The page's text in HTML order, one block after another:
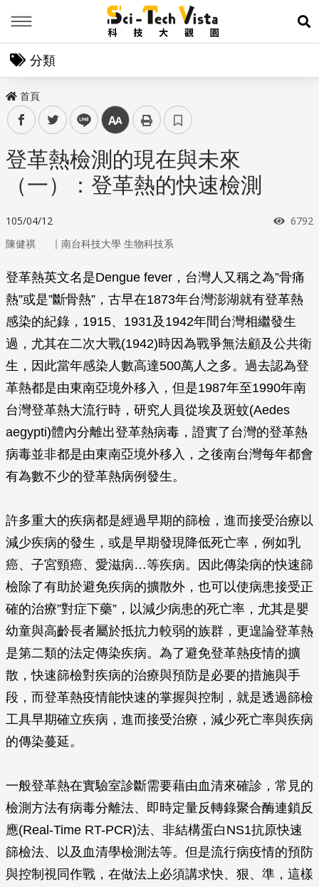
展
分類
首頁
facebooktwitter line 中
登革熱檢測的現在與未來
（一）：登革熱的快速檢測
105/04/12 瀏覽
6792
陳健祺 ｜ 南台科技大學 生物科技系
登革熱英文名是Dengue fever，台灣人又稱之為”骨痛
熱”或是”斷骨熱”，古早在1873年台灣澎湖就有登革熱
感染的紀錄，1915、1931及1942年間台灣相繼發生
過，尤其在二次大戰(1942)時因為戰爭無法顧及公共衛
生，因此當年感染人數高達500萬人之多。過去認為登
革熱都是由東南亞境外移入，但是1987年至1990年南
台灣登革熱大流行時，研究人員從埃及斑蚊(Aedes
aegypti)體內分離出登革熱病毒，證實了台灣的登革熱
病毒並非都是由東南亞境外移入，之後南台灣每年都會
有為數不少的登革熱病例發生。
許多重大的疾病都是經過早期的篩檢，進而接受治療以
減少疾病的發生，或是早期發現降低死亡率，例如乳
癌、子宮頸癌、愛滋病…等疾病。因此傳染病的快速篩
檢除了有助於避免疾病的擴散外，也可以使病患接受正
確的治療”對症下藥”，以減少病患的死亡率，尤其是嬰
幼童與高齡長者屬於抵抗力較弱的族群，更遑論登革熱
是第二類的法定傳染疾病。為了避免登革熱疫情的擴
散，快速篩檢對疾病的治療與預防是必要的措施與手
段，而登革熱疫情能快速的掌握與控制，就是透過篩檢
工具早期確立疾病，進而接受治療，減少死亡率與疾病
的傳染蔓延。
一般登革熱在實驗室診斷需要藉由血清來確診，常見的
檢測方法有病毒分離法、即時定量反轉錄聚合酶連鎖反
應(Real-Time RT-PCR)法、非結構蛋白NS1抗原快速
篩檢法、以及血清學檢測法等。但是流行病疫情的預防
與控制視同作戰，在做法上必須講求快、狠、準，這樣